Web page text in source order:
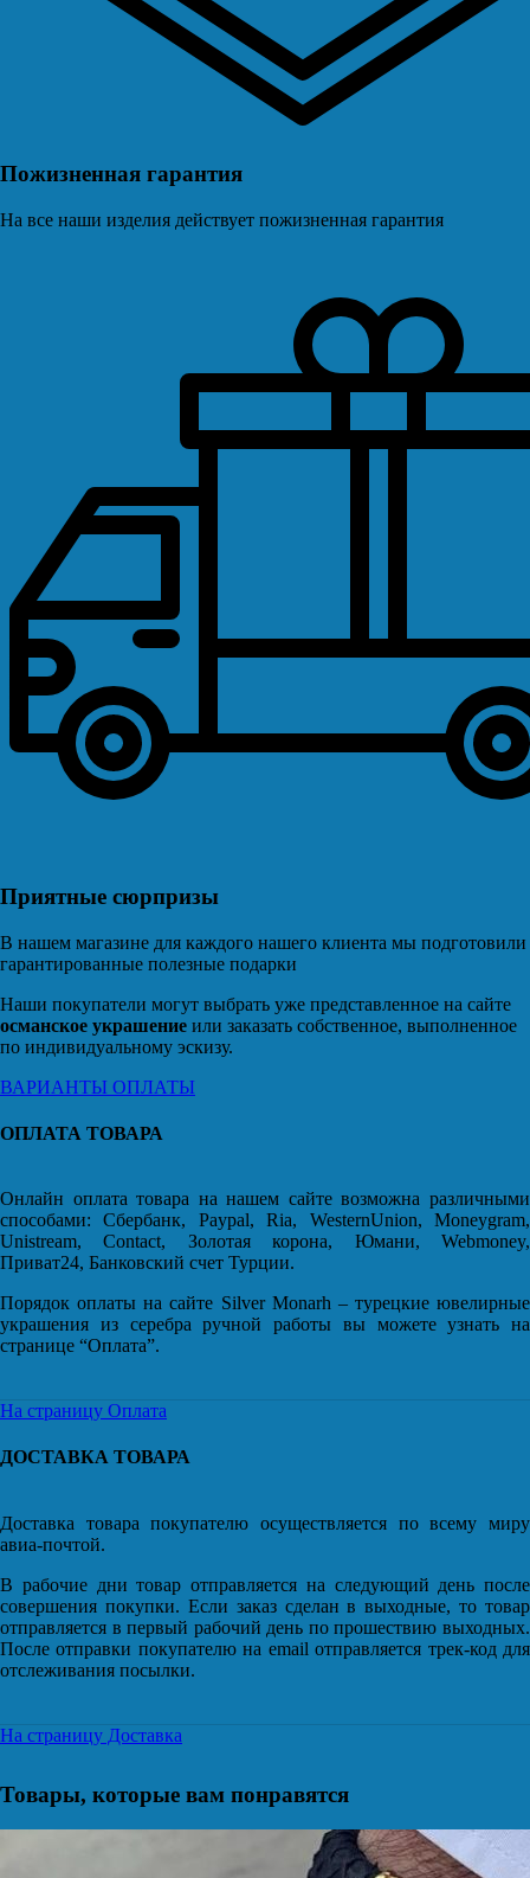
Пожизненная гарантия
На все наши изделия действует пожизненная гарантия
Приятные сюрпризы
В нашем магазине для каждого нашего клиента мы подготовили
гарантированные полезные подарки
Наши покупатели могут выбрать уже представленное на сайте
османское украшение или заказать собственное, выполненное
по индивидуальному эскизу.
ВАРИАНТЫ ОПЛАТЫ
ОПЛАТА ТОВАРА
Онлайн оплата товара на нашем сайте возможна различными
способами: Сбербанк, Paypal, Ria, WesternUnion, Moneygram,
Unistream, Contact, Золотая корона, Юмани, Webmoney,
Приват24, Банковский счет Турции.
Порядок оплаты на сайте Silver Monarh – турецкие ювелирные
украшения из серебра ручной работы вы можете узнать на
странице “Оплата”.
На страницу Оплата
ДОСТАВКА ТОВАРА
Доставка товара покупателю осуществляется по всему миру
авиа-почтой.
В рабочие дни товар отправляется на следующий день после
совершения покупки. Если заказ сделан в выходные, то товар
отправляется в первый рабочий день по прошествию выходных.
После отправки покупателю на email отправляется трек-код для
отслеживания посылки.
На страницу Доставка
Товары, которые вам понравятся